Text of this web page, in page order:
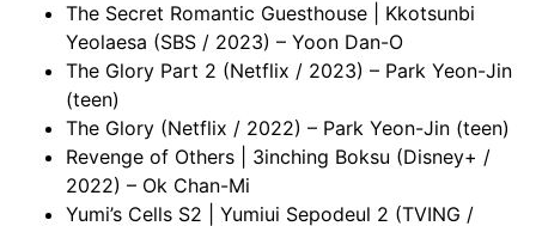
The Secret Romantic Guesthouse | Kkotsunbi
Yeolaesa (SBS / 2023) – Yoon Dan-O
The Glory Part 2 (Netflix / 2023) – Park Yeon-Jin
(teen)
The Glory (Netflix / 2022) – Park Yeon-Jin (teen)
Revenge of Others | 3inching Boksu (Disney+ /
2022) – Ok Chan-Mi
Yumi’s Cells S2 | Yumiui Sepodeul 2 (TVING /